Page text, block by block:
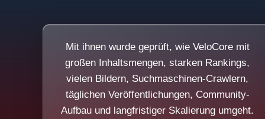
Mit ihnen wurde geprüft, wie VeloCore mit
großen Inhaltsmengen, starken Rankings,
vielen Bildern, Suchmaschinen-Crawlern,
täglichen Veröffentlichungen, Community-
Aufbau und langfristiger Skalierung umgeht.